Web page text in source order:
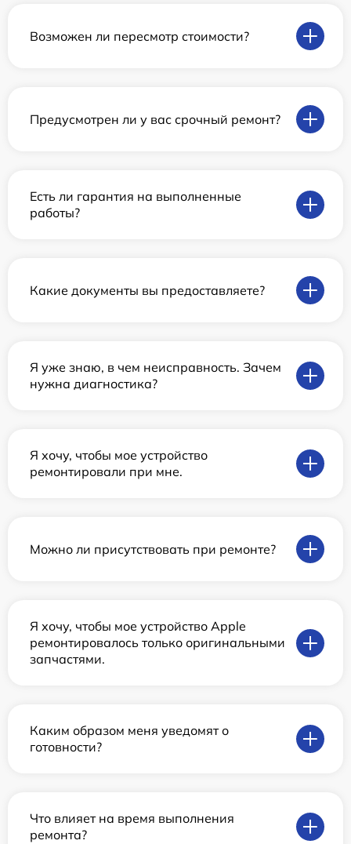
Возможен ли пересмотр стоимости?
Предусмотрен ли у вас срочный ремонт?
Есть ли гарантия на выполненные
работы?
Какие документы вы предоставляете?
Я уже знаю, в чем неисправность. Зачем
нужна диагностика?
Я хочу, чтобы мое устройство
ремонтировали при мне.
Можно ли присутствовать при ремонте?
Я хочу, чтобы мое устройство Apple
ремонтировалось только оригинальными
запчастями.
Каким образом меня уведомят о
готовности?
Что влияет на время выполнения
ремонта?